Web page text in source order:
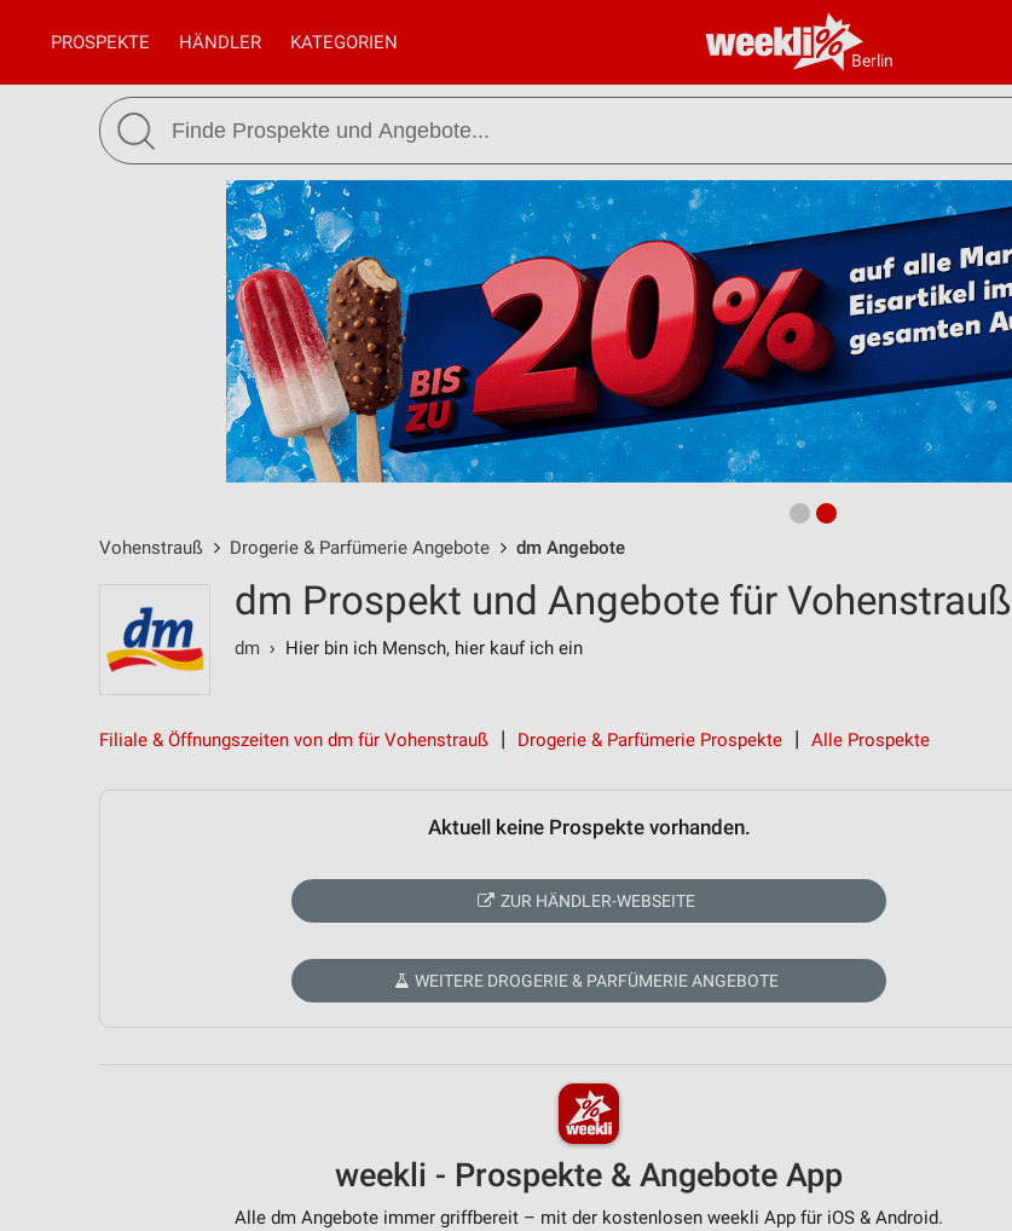
Berlin
PROSPEKTE HÄNDLER KATEGORIEN
Vohenstrauß Drogerie & Parfümerie Angebote dm Angebote
dm Prospekt und Angebote für Vohenstrauß
dm › Hier bin ich Mensch, hier kauf ich ein
Filiale & Öffnungszeiten von dm für Vohenstrauß Drogerie & Parfümerie Prospekte Alle Prospekte
Aktuell keine Prospekte vorhanden.
ZUR HÄNDLER-WEBSEITE
WEITERE DROGERIE & PARFÜMERIE ANGEBOTE
weekli - Prospekte & Angebote App
Alle dm Angebote immer griffbereit – mit der kostenlosen weekli App für iOS & Android.